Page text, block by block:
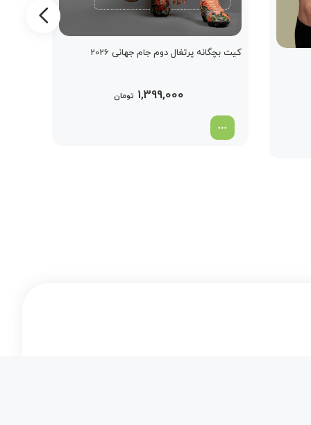
کیت بچگانه پرتغال دوم جام جهانی 2026
1,399,000 تومان